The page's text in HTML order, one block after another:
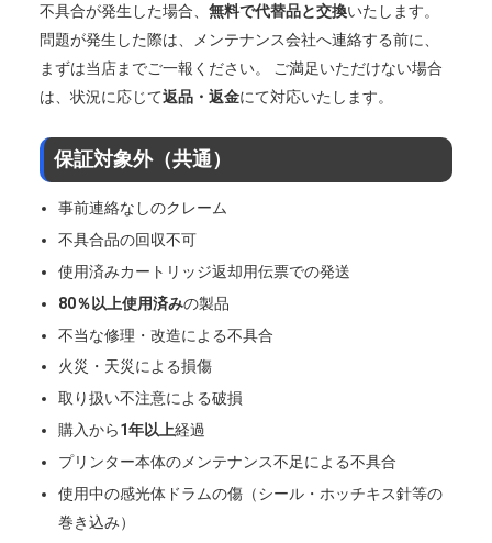
不具合が発生した場合、 無料で代替品と交換いたします。
問題が発生した際は、メンテナンス会社へ連絡する前に、
まずは当店までご一報ください。
ご満足いただけない場合
は、状況に応じて返品・返金にて対応いたします。
保証対象外（共通）
事前連絡なしのクレーム
不具合品の回収不可
使用済みカートリッジ返却用伝票での発送
80％以上使用済みの製品
不当な修理・改造による不具合
火災・天災による損傷
取り扱い不注意による破損
購入から1年以上経過
プリンター本体のメンテナンス不足による不具合
使用中の感光体ドラムの傷（シール・ホッチキス針等の
巻き込み）